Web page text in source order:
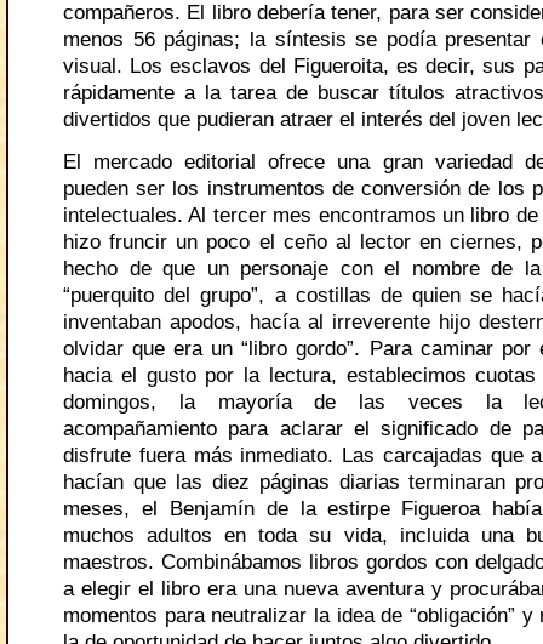
compañeros. El libro debería tener, para ser
menos 56 páginas; la síntesis se podía presentar
visual. Los esclavos del Figueroita, es decir, sus
rápidamente a la tarea de buscar títulos
divertidos que pudieran atraer el interés del joven
El mercado editorial ofrece una gran variedad
pueden ser los instrumentos de conversión de los
intelectuales. Al tercer mes encontramos un libro
hizo fruncir un poco el ceño al lector en ciernes,
hecho de que un personaje con el nombre de
“puerquito del grupo”, a costillas de quien se
inventaban apodos, hacía al irreverente hijo
olvidar que era un “libro gordo”. Para caminar
hacia el gusto por la lectura, establecimos
domingos, la mayoría de las veces la
acompañamiento para aclarar el significado de
disfrute fuera más inmediato. Las carcajadas que
hacían que las diez páginas diarias terminaran
meses, el Benjamín de la estirpe Figueroa
muchos adultos en toda su vida, incluida una
maestros. Combinábamos libros gordos con
a elegir el libro era una nueva aventura y
momentos para neutralizar la idea de “obligación” y